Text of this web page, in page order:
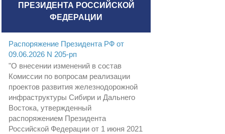
ПРЕЗИДЕНТА РОССИЙСКОЙ
ФЕДЕРАЦИИ
Распоряжение Президента РФ от
09.06.2026 N 205-рп
"О внесении изменений в состав
Комиссии по вопросам реализации
проектов развития железнодорожной
инфраструктуры Сибири и Дальнего
Востока, утвержденный
распоряжением Президента
Российской Федерации от 1 июня 2021